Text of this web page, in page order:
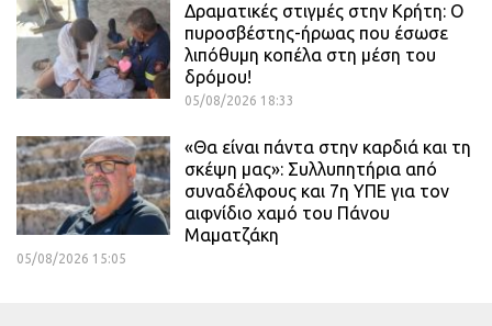
Δραματικές στιγμές στην Κρήτη: Ο
πυροσβέστης-ήρωας που έσωσε
λιπόθυμη κοπέλα στη μέση του
δρόμου!
05/08/2026 18:33
«Θα είναι πάντα στην καρδιά και τη
σκέψη μας»: Συλλυπητήρια από
συναδέλφους και 7η ΥΠΕ για τον
αιφνίδιο χαμό του Πάνου
Μαματζάκη
05/08/2026 15:05